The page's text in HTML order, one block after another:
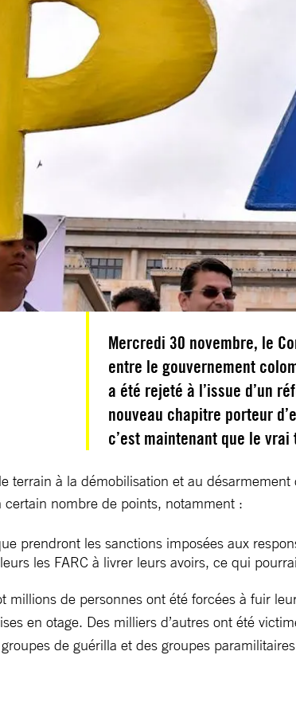
Mercredi 30 novembre, le
entre le gouvernement
a été rejeté à l’issue d’un
nouveau chapitre porteur
c’est maintenant que le
terrain à la démobilisation et au
nombre de points, notamment :
prendront les sanctions imposées aux
les FARC à livrer leurs avoirs, ce qui
millions de personnes ont été forcées à fuir
en otage. Des milliers d’autres ont été
de guérilla et des groupes